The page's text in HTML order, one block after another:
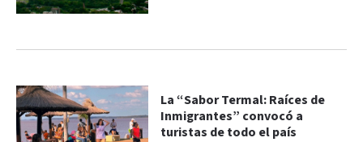
La “Sabor Termal: Raíces de
Inmigrantes” convocó a
turistas de todo el país